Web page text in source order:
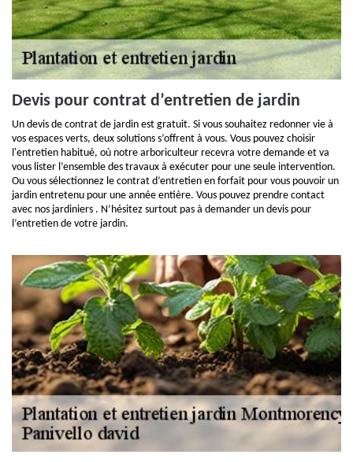
Devis pour contrat d’entretien de jardin
Un devis de contrat de jardin est gratuit. Si vous souhaitez redonner vie à
vos espaces verts, deux solutions s’offrent à vous. Vous pouvez choisir
l'entretien habitué, où notre arboriculteur recevra votre demande et va
vous lister l’ensemble des travaux à exécuter pour une seule intervention.
Ou vous sélectionnez le contrat d’entretien en forfait pour vous pouvoir un
jardin entretenu pour une année entière. Vous pouvez prendre contact
avec nos jardiniers . N’hésitez surtout pas à demander un devis pour
l’entretien de votre jardin.